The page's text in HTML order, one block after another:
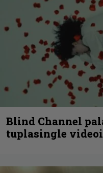
Blind Channel
tuplasingle